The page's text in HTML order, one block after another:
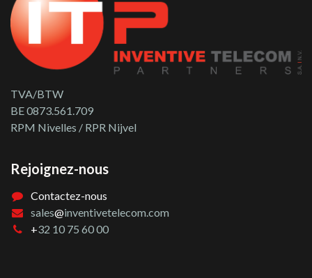
TVA/BTW
BE 0873.561.709
RPM Nivelles / RPR Nijvel
Rejoignez-nous
Contactez-nous
sales@inventivetelecom.com
+32 10 75 60 00